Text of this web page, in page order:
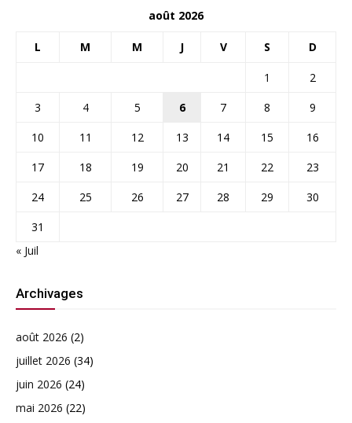
août 2026
L M M J V S D
1
2
3
4 5 6 7 8
9
10
11 12 13 14 15
16
17
18 19 20 21 22
23
24
25 26 27 28 29
30
31
« Juil
Archivages
août 2026 (2)
juillet 2026 (34)
juin 2026 (24)
mai 2026 (22)